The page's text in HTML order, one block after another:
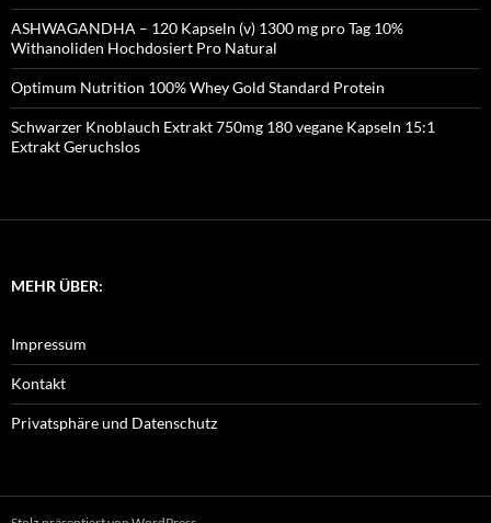
ASHWAGANDHA – 120 Kapseln (v) 1300 mg pro Tag 10%
Withanoliden Hochdosiert Pro Natural
Optimum Nutrition 100% Whey Gold Standard Protein
Schwarzer Knoblauch Extrakt 750mg 180 vegane Kapseln 15:1
Extrakt Geruchslos
MEHR ÜBER:
Impressum
Kontakt
Privatsphäre und Datenschutz